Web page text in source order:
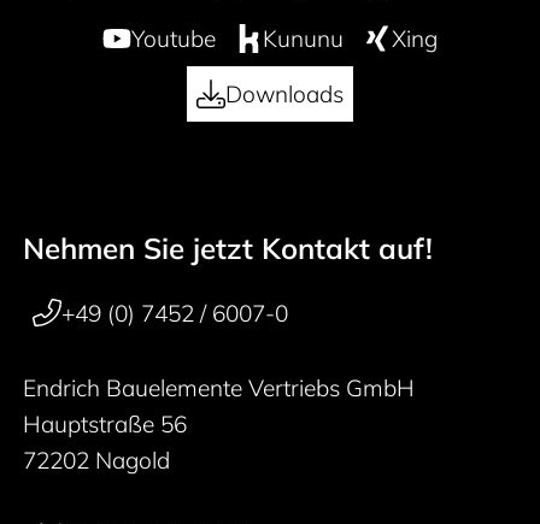
Youtube
Kununu
Xing
Downloads
50 years
Footer navigation
Nehmen Sie jetzt Kontakt auf!
+49 (0) 7452 / 6007-0
Endrich Bauelemente Vertriebs GmbH
Hauptstraße 56
72202 Nagold